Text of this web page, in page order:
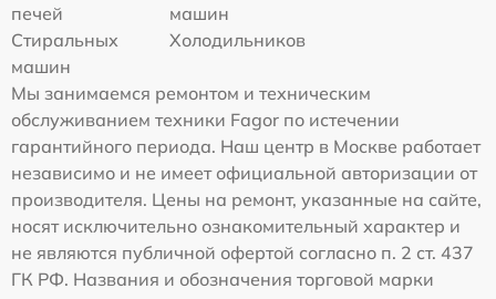
печей
машин
Стиральных
машин
Холодильников
Мы занимаемся ремонтом и техническим
обслуживанием техники Fagor по истечении
гарантийного периода. Наш центр в Москве работает
независимо и не имеет официальной авторизации от
производителя. Цены на ремонт, указанные на сайте,
носят исключительно ознакомительный характер и
не являются публичной офертой согласно п. 2 ст. 437
ГК РФ. Названия и обозначения торговой марки